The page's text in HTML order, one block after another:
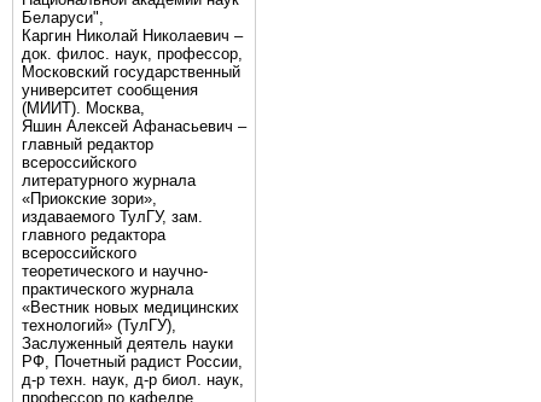
Беларуси",
Каргин Николай Николаевич –
док. филос. наук, профессор,
Московский государственный
университет сообщения
(МИИТ). Москва,
Яшин Алексей Афанасьевич –
главный редактор
всероссийского
литературного журнала
«Приокские зори»,
издаваемого ТулГУ, зам.
главного редактора
всероссийского
теоретического и научно-
практического журнала
«Вестник новых медицинских
технологий» (ТулГУ),
Заслуженный деятель науки
РФ, Почетный радист России,
д-р техн. наук, д-р биол. наук,
профессор по кафедре